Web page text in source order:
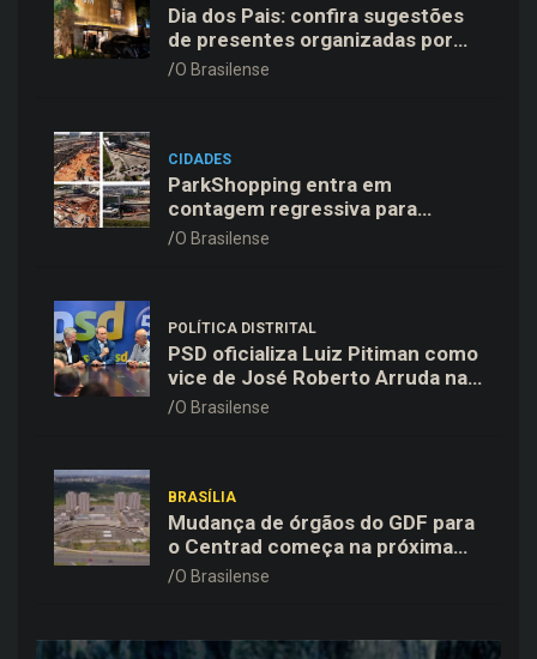
Dia dos Pais: confira sugestões
de presentes organizadas por
faixas de preço
O Brasilense
CIDADES
ParkShopping entra em
contagem regressiva para
inaugurar 10ª Expansão em 18
O Brasilense
POLÍTICA DISTRITAL
PSD oficializa Luiz Pitiman como
vice de José Roberto Arruda na
corrida pelo GDF
O Brasilense
BRASÍLIA
Mudança de órgãos do GDF para
o Centrad começa na próxima
semana, anuncia Celina Leão
O Brasilense